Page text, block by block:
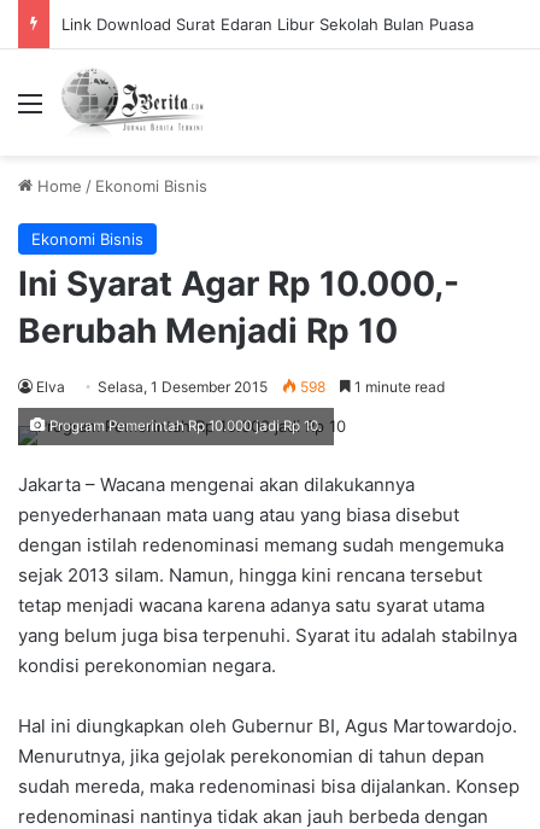
Link Download Surat Edaran Libur Sekolah Bulan Puasa
Menu
Home / Ekonomi Bisnis
Ekonomi Bisnis
Ini Syarat Agar Rp 10.000,-
Berubah Menjadi Rp 10
Elva Selasa, 1 Desember 2015 598 1 minute read
Program Pemerintah Rp 10.000 jadi Rp 10.
Jakarta – Wacana mengenai akan dilakukannya
penyederhanaan mata uang atau yang biasa disebut
dengan istilah redenominasi memang sudah mengemuka
sejak 2013 silam. Namun, hingga kini rencana tersebut
tetap menjadi wacana karena adanya satu syarat utama
yang belum juga bisa terpenuhi. Syarat itu adalah stabilnya
kondisi perekonomian negara.
Hal ini diungkapkan oleh Gubernur BI, Agus Martowardojo.
Menurutnya, jika gejolak perekonomian di tahun depan
sudah mereda, maka redenominasi bisa dijalankan. Konsep
redenominasi nantinya tidak akan jauh berbeda dengan